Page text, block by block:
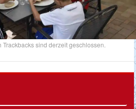
sind derzeit geschlossen.